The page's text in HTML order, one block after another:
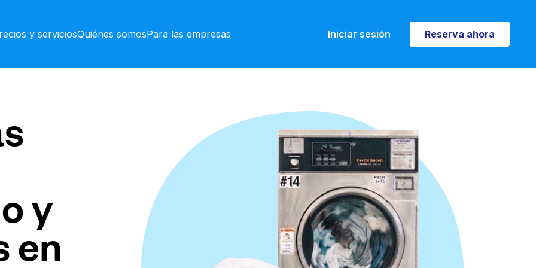
y serviciosQuiénes somosPara las empresas Iniciar sesión Reserva ahora
Reserva ahora
y
en